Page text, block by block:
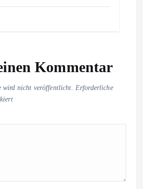
Kommentar
wird nicht veröffentlicht. Erforderliche